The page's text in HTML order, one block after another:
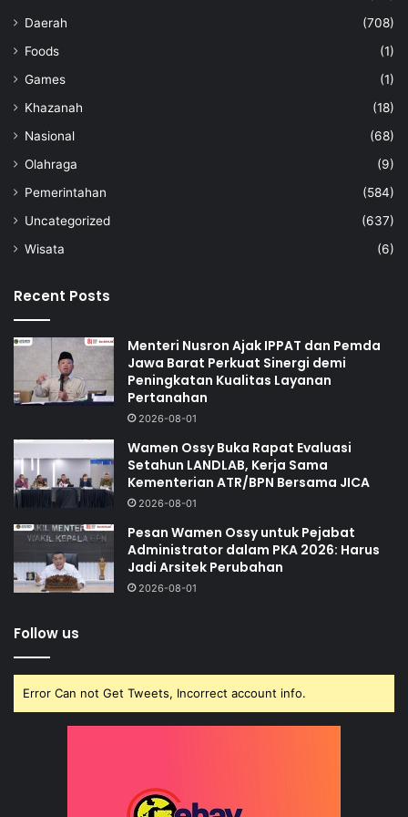
Daerah
(708)
Foods
(1)
Games
(1)
Khazanah
(18)
Nasional
(68)
Olahraga
(9)
Pemerintahan
(584)
Uncategorized
(637)
Wisata
(6)
Recent Posts
Menteri Nusron Ajak IPPAT dan Pemda
Jawa Barat Perkuat Sinergi demi
Peningkatan Kualitas Layanan
Pertanahan
2026-08-01
Wamen Ossy Buka Rapat Evaluasi
Setahun LANDLAB, Kerja Sama
Kementerian ATR/BPN Bersama JICA
2026-08-01
Pesan Wamen Ossy untuk Pejabat
Administrator dalam PKA 2026: Harus
Jadi Arsitek Perubahan
2026-08-01
Follow us
Error Can not Get Tweets, Incorrect account info.